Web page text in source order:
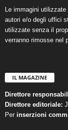
Le immagini
autori e/o degli uffici
utilizzate senza il
verranno rimosse nel
IL MAGAZINE
Direttore
Direttore editoriale:
Per inserzioni